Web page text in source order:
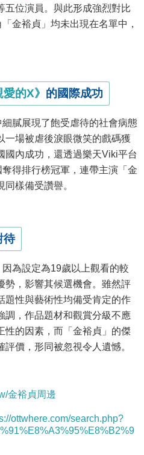
五位演員。與此形成強烈對比
金裕貞」均未出現在名單中，
愛的X》 的國際成功
細膩展現了飽受虐待的社會病態
一場被虐後淚眼微笑的戲碼獲
國內成功，還透過樂天Viki平台
得排行榜冠軍，連帶主演「金
樣備受讚譽。
待
因為設定為19歲以上觀看的較
勢，影響其候選機會。雖然評
題性與藝術性均備受肯定的作
調，作品題材和觀賞分級不應
性的因素，而「金裕貞」的傑
價，形同被忽視令人遺憾。
金裕貞周邊
ottwhere.com/search.php?